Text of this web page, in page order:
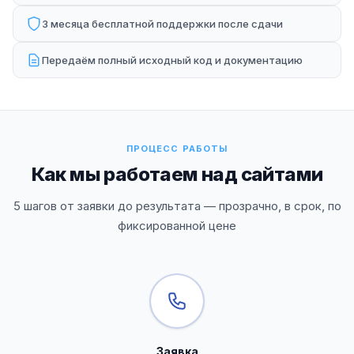
3 месяца бесплатной поддержки после сдачи
Передаём полный исходный код и документацию
ПРОЦЕСС РАБОТЫ
Как мы работаем над сайтами
5 шагов от заявки до результата — прозрачно, в срок, по
фиксированной цене
Заявка